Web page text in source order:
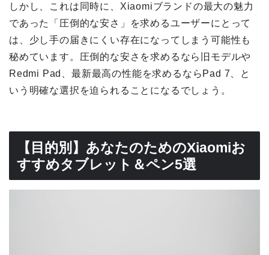
しかし、これは同時に、Xiaomiブランドの最大の魅力
であった「圧倒的な安さ」を求めるユーザーにとって
は、少し手の届きにくい存在になってしまう可能性も
秘めています。圧倒的な安さを求めるなら旧モデルや
Redmi Pad、最新最高の性能を求めるならPad 7、と
いう明確な選択を迫られることになるでしょう。
【目的別】あなたのためのXiaomiお
すすめタブレット＆ペン5選